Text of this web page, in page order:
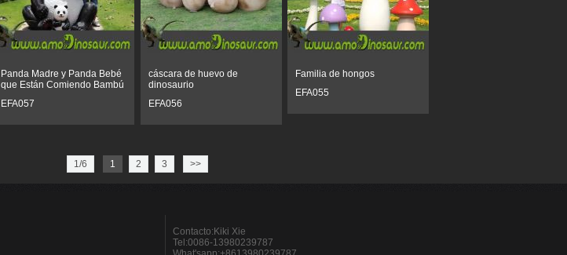
Panda Madre y Panda Bebé
que Están Comiendo Bambú
EFA057
cáscara de huevo de
dinosaurio
EFA056
Familia de hongos
EFA055
1/6 1 2 3 >>
Contacto:Kiki Xie
Tel:0086-13980239787